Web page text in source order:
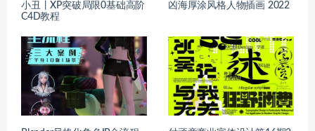
小丑丨XP突破局限0基础高阶
C4D教程
凶海厚涂风格人物插画 2022